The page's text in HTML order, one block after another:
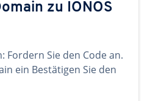
zu IONOS
Fordern Sie den Code an.
ein Bestätigen Sie den